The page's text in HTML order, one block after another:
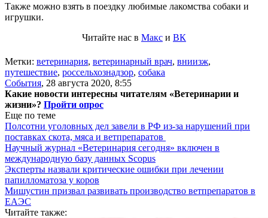
Также можно взять в поездку любимые лакомства собаки и
игрушки.
Читайте нас в Макс и ВК
Метки: ветеринария, ветеринарный врач, вниизж,
путешествие, россельхознадзор, собака
События, 28 августа 2020, 8:55
Какие новости интересны читателям «Ветеринарии и
жизни»? Пройти опрос
Еще по теме
Полсотни уголовных дел завели в РФ из-за нарушений при
поставках скота, мяса и ветпрепаратов
Научный журнал «Ветеринария сегодня» включен в
международную базу данных Scopus
Эксперты назвали критические ошибки при лечении
папилломатоза у коров
Мишустин призвал развивать производство ветпрепаратов в
ЕАЭС
Читайте также: